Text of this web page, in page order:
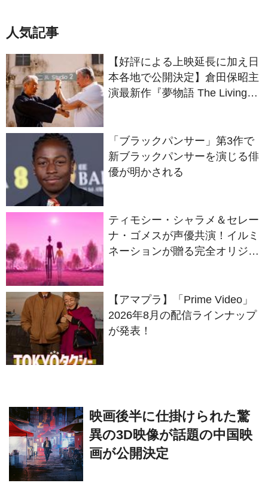
人気記事
【好評による上映延長に加え日
本各地で公開決定】倉田保昭主
演最新作『夢物語 The Living
「ブラックパンサー」第3作で
新ブラックパンサーを演じる俳
優が明かされる
ティモシー・シャラメ＆セレー
ナ・ゴメスが声優共演！イルミ
ネーションが贈る完全オリジナ
【アマプラ】「Prime Video」
2026年8月の配信ラインナップ
が発表！
映画後半に仕掛けられた驚
異の3D映像が話題の中国映
画が公開決定